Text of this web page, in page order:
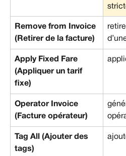
Remove from Invoice
(Retirer de la facture)
Apply Fixed Fare
(Appliquer un tarif
fixe)
Operator Invoice
(Facture opérateur)
Tag All (Ajouter des
tags)